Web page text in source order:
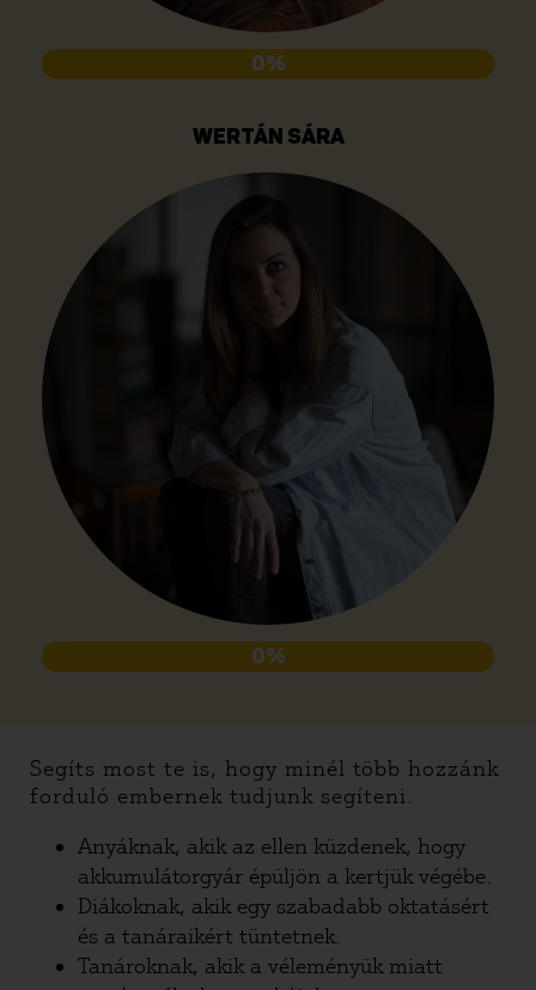
0%
WERTÁN SÁRA
0%
Segíts most te is, hogy minél több hozzánk
forduló embernek tudjunk segíteni.
Anyáknak, akik az ellen küzdenek, hogy
akkumulátorgyár épüljön a kertjük végébe.
Diákoknak, akik egy szabadabb oktatásért
és a tanáraikért tüntetnek.
Tanároknak, akik a véleményük miatt